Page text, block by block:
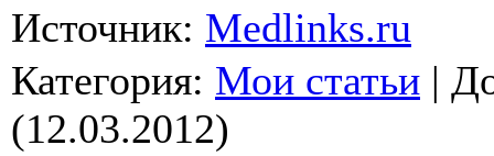
Источник: Medlinks.ru
Категория: Мои статьи |
(12.03.2012)